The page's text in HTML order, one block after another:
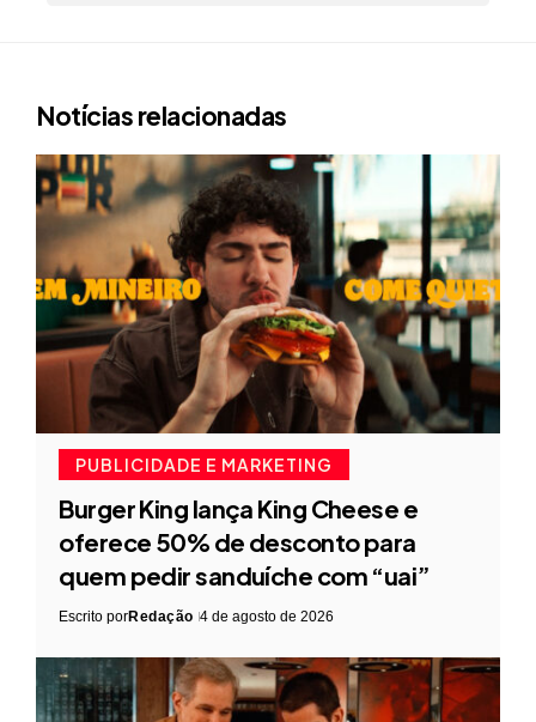
Notícias relacionadas
PUBLICIDADE E MARKETING
Burger King lança King Cheese e
oferece 50% de desconto para
quem pedir sanduíche com “uai”
Escrito porRedação 4 de agosto de 2026